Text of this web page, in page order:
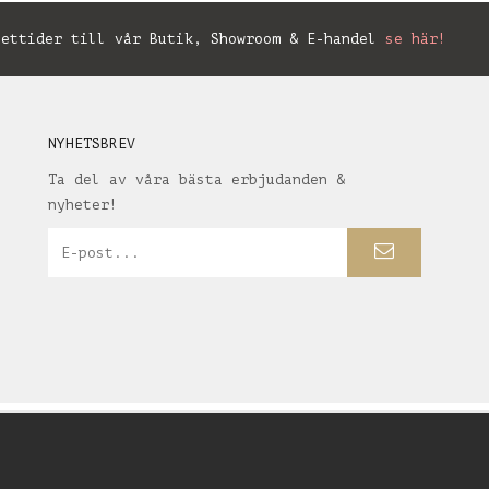
till vår Butik, Showroom & E-handel se här!
NYHETSBREV
Ta del av våra bästa erbjudanden &
nyheter!